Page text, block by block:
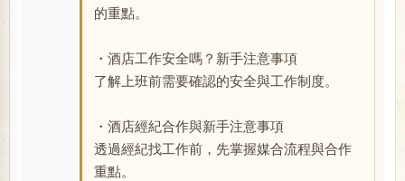
的重點。
・酒店工作安全嗎？新手注意事項
了解上班前需要確認的安全與工作制度。
・酒店經紀合作與新手注意事項
透過經紀找工作前，先掌握媒合流程與合作
重點。